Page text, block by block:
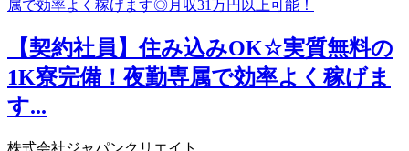
【契約社員】住み込みOK☆実質無料の
1K寮完備！夜勤専属で効率よく稼げま
す...
株式会社ジャパンクリエイト